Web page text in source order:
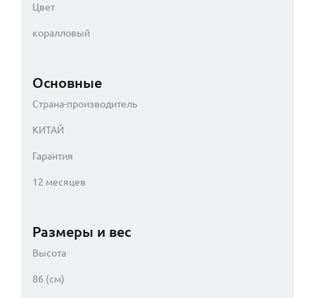
Цвет
коралловый
Основные
Страна-производитель
КИТАЙ
Гарантия
12 месяцев
Размеры и вес
Высота
86 (см)